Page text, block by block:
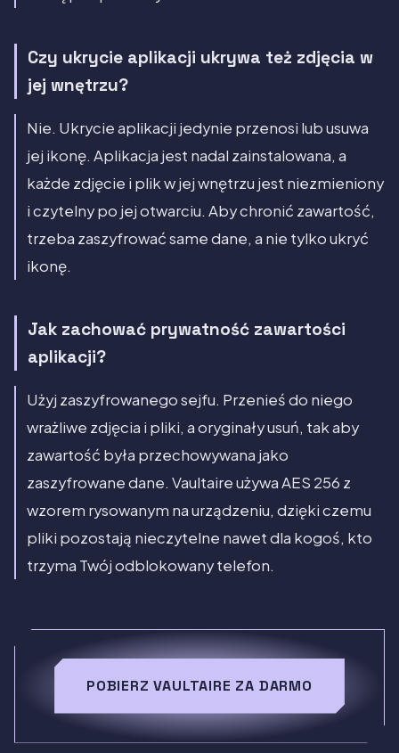
Czy ukrycie aplikacji ukrywa też zdjęcia w
jej wnętrzu?
Nie. Ukrycie aplikacji jedynie przenosi lub usuwa
jej ikonę. Aplikacja jest nadal zainstalowana, a
każde zdjęcie i plik w jej wnętrzu jest niezmieniony
i czytelny po jej otwarciu. Aby chronić zawartość,
trzeba zaszyfrować same dane, a nie tylko ukryć
ikonę.
Jak zachować prywatność zawartości
aplikacji?
Użyj zaszyfrowanego sejfu. Przenieś do niego
wrażliwe zdjęcia i pliki, a oryginały usuń, tak aby
zawartość była przechowywana jako
zaszyfrowane dane. Vaultaire używa AES 256 z
wzorem rysowanym na urządzeniu, dzięki czemu
pliki pozostają nieczytelne nawet dla kogoś, kto
trzyma Twój odblokowany telefon.
POBIERZ VAULTAIRE ZA DARMO